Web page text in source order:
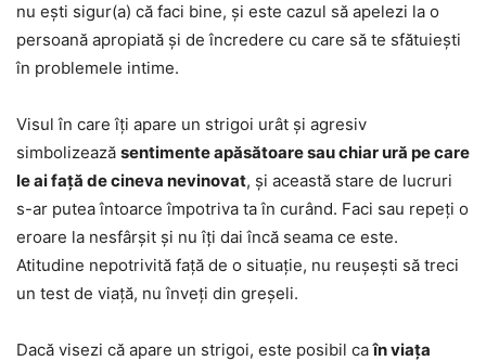
nu ești sigur(a) că faci bine, și este cazul să apelezi la o
persoană apropiată și de încredere cu care să te sfătuiești
în problemele intime.
Visul în care îți apare un strigoi urât și agresiv
simbolizează sentimente apăsătoare sau chiar ură pe care
le ai față de cineva nevinovat, și această stare de lucruri
s-ar putea întoarce împotriva ta în curând. Faci sau repeți o
eroare la nesfârșit și nu îți dai încă seama ce este.
Atitudine nepotrivită față de o situație, nu reușești să treci
un test de viață, nu înveți din greșeli.
Dacă visezi că apare un strigoi, este posibil caîn viața